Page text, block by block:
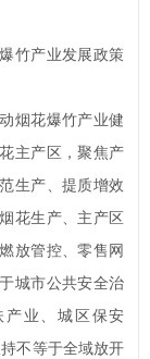
竹产业发展政策
花爆竹产业健
主产区，聚焦产
生产、提质增效
花生产、主产区
放管控、零售网
城市公共安全治
产业、城区保安
不等于全域放开